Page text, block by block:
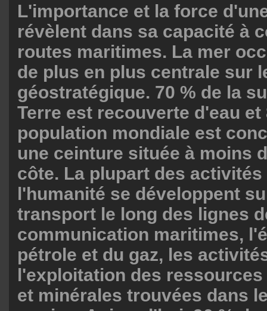
L'importance et la force
révèlent dans sa capacité à
routes maritimes. La mer
de plus en plus centrale sur
géostratégique. 70 % de la
Terre est recouverte d'eau et
population mondiale est
une ceinture située à moins
côte. La plupart des
l'humanité se développent
transport le long des lignes
communication maritimes,
pétrole et du gaz, les
l'exploitation des
et minérales trouvées dans